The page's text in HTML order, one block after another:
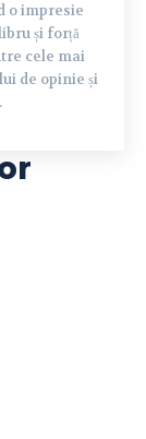
o impresie
și forță
cele mai
de opinie și